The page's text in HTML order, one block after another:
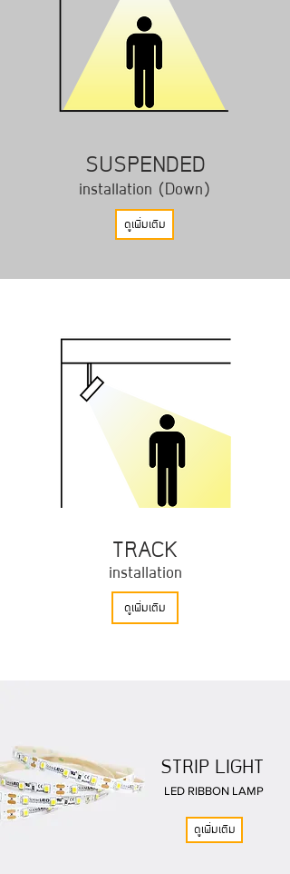
SUSPENDED
installation (Down)
ดูเพิ่มเติม
installation
TRACK
ดูเพิ่มเติม
STRIP LIGHT
LED RIBBON LAMP
ดูเพิ่มเติม